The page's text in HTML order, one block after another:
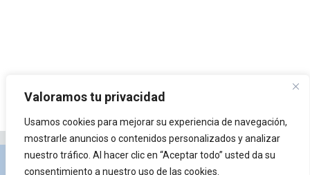
Valoramos tu privacidad
Usamos cookies para mejorar su experiencia de navegación,
mostrarle anuncios o contenidos personalizados y analizar
nuestro tráfico. Al hacer clic en “Aceptar todo” usted da su
consentimiento a nuestro uso de las cookies.
Privacidad y Política de Cookies Portal de